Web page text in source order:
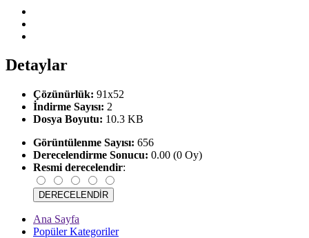
Detaylar
Çözünürlük: 91x52
İndirme Sayısı: 2
Dosya Boyutu: 10.3 KB
Görüntülenme Sayısı: 656
Derecelendirme Sonucu: 0.00 (0 Oy)
Resmi derecelendir:
Ana Sayfa
Popüler Kategoriler